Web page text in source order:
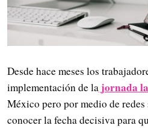
Desde hace meses los
implementación de la jornada
México pero por medio de redes
conocer la fecha decisiva para